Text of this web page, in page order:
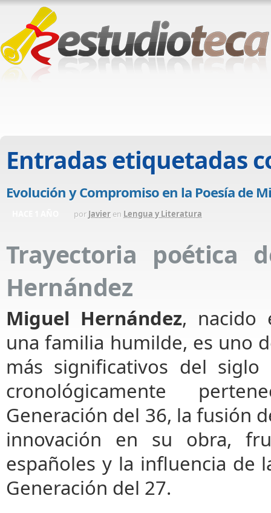
Entradas etiquetadas
Evolución y Compromiso en la Poesía de
por Javier en Lengua y Literatura
Trayectoria poética
Hernández
Miguel Hernández, nacido
una familia humilde, es uno
más significativos del siglo
cronológicamente
Generación del 36, la fusión
innovación en su obra,
españoles y la influencia de
Generación del 27.